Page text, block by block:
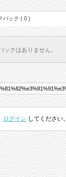
バック ( 0 )
ックはありません。
ログイン してください。